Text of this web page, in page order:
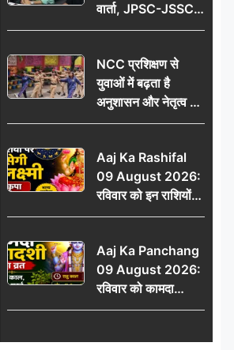
वार्ता, JPSC-JSSC
पेपर लीक के विरोध में
विधानसभा घेराव का
ऐलान
NCC प्रशिक्षण से
युवाओं में बढ़ता है
अनुशासन और नेतृत्व का
गुण: डॉ. जी.एन. खान
Aaj Ka Rashifal
09 August 2026:
रविवार को इन राशियों
पर बरसेगी मां लक्ष्मी की
योग
Aaj Ka Panchang
09 August 2026:
रविवार को कामदा
एकादशी का व्रत, जानें
और शुभ समय